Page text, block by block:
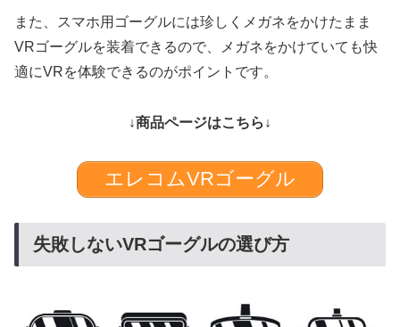
また、スマホ用ゴーグルには珍しくメガネをかけたまま
VRゴーグルを装着できるので、メガネをかけていても快
適にVRを体験できるのがポイントです。
↓商品ページはこちら↓
エレコムVRゴーグル
失敗しないVRゴーグルの選び方